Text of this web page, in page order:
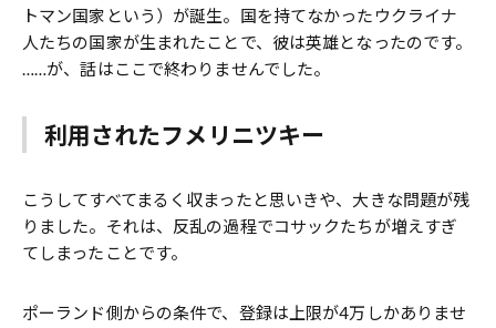
トマン国家という）が誕生。国を持てなかったウクライナ
人たちの国家が生まれたことで、彼は英雄となったのです。
……が、話はここで終わりませんでした。
利用されたフメリニツキー
こうしてすべてまるく収まったと思いきや、大きな問題が残
りました。それは、反乱の過程でコサックたちが増えすぎ
てしまったことです。
ポーランド側からの条件で、登録は上限が4万しかありませ